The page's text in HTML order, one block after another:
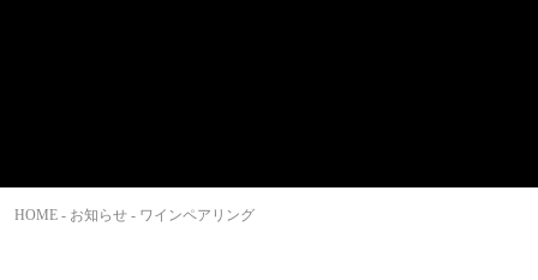
HOME- お知らせ- ワインペアリング